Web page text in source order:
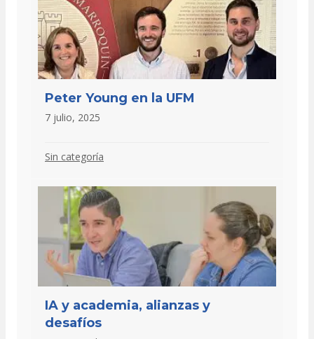
Peter Young en la UFM
7 julio, 2025
Sin categoría
IA y academia, alianzas y
desafíos